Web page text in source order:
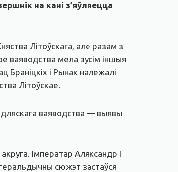
на кані з’яўляецца
Літоўскага, але разам з
ваяводства мела зусім іншыя
і Рынак належалі
Літоўскае.
ваяводства — выявы
Імператар Аляксандр І
сюжэт застаўся